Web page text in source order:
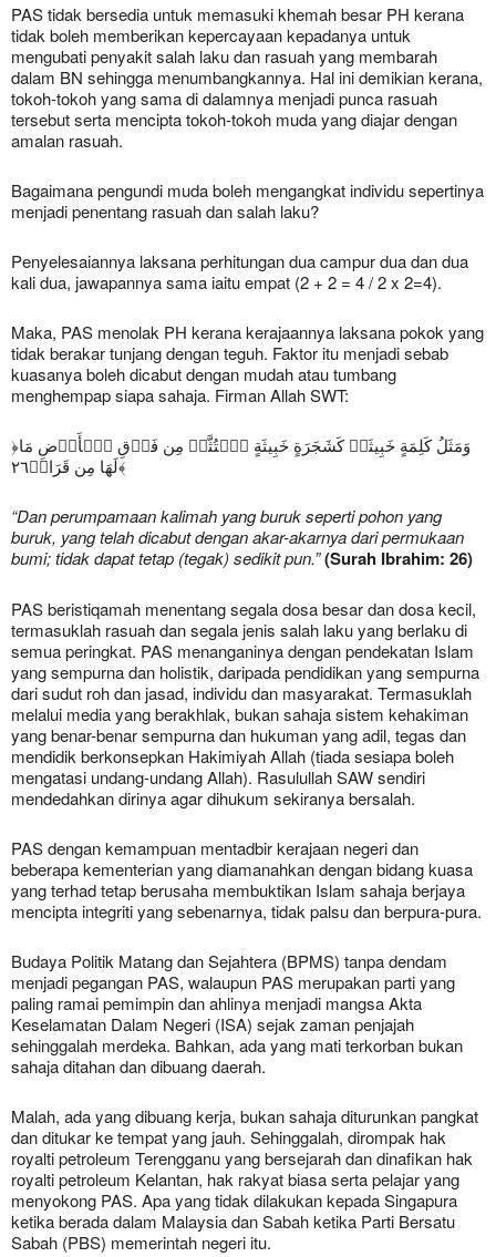
PAS tidak bersedia untuk memasuki khemah besar PH kerana
tidak boleh memberikan kepercayaan kepadanya untuk
mengubati penyakit salah laku dan rasuah yang membarah
dalam BN sehingga menumbangkannya. Hal ini demikian kerana,
tokoh-tokoh yang sama di dalamnya menjadi punca rasuah
tersebut serta mencipta tokoh-tokoh muda yang diajar dengan
amalan rasuah.
Bagaimana pengundi muda boleh mengangkat individu sepertinya
menjadi penentang rasuah dan salah laku?
Penyelesaiannya laksana perhitungan dua campur dua dan dua
kali dua, jawapannya sama iaitu empat (2 + 2 = 4 / 2 x 2=4).
Maka, PAS menolak PH kerana kerajaannya laksana pokok yang
tidak berakar tunjang dengan teguh. Faktor itu menjadi sebab
kuasanya boleh dicabut dengan mudah atau tumbang
menghempap siapa sahaja. Firman Allah SWT:
﴿وَمَثَلُ كَلِمَةٍ خَبِيثَةٖ كَشَجَرَةٍ خَبِيثَةٍ ٱجۡتُثَّتۡ مِن فَوۡقِ ٱلۡأَرۡضِ مَا
لَهَا مِن قَرَارٖ٢٦﴾
“Dan perumpamaan kalimah yang buruk seperti pohon yang
buruk, yang telah dicabut dengan akar-akarnya dari permukaan
bumi; tidak dapat tetap (tegak) sedikit pun.”(Surah Ibrahim: 26)
PAS beristiqamah menentang segala dosa besar dan dosa kecil,
termasuklah rasuah dan segala jenis salah laku yang berlaku di
semua peringkat. PAS menanganinya dengan pendekatan Islam
yang sempurna dan holistik, daripada pendidikan yang sempurna
dari sudut roh dan jasad, individu dan masyarakat. Termasuklah
melalui media yang berakhlak, bukan sahaja sistem kehakiman
yang benar-benar sempurna dan hukuman yang adil, tegas dan
mendidik berkonsepkan Hakimiyah Allah (tiada sesiapa boleh
mengatasi undang-undang Allah). Rasulullah SAW sendiri
mendedahkan dirinya agar dihukum sekiranya bersalah.
PAS dengan kemampuan mentadbir kerajaan negeri dan
beberapa kementerian yang diamanahkan dengan bidang kuasa
yang terhad tetap berusaha membuktikan Islam sahaja berjaya
mencipta integriti yang sebenarnya, tidak palsu dan berpura-pura.
Budaya Politik Matang dan Sejahtera (BPMS) tanpa dendam
menjadi pegangan PAS, walaupun PAS merupakan parti yang
paling ramai pemimpin dan ahlinya menjadi mangsa Akta
Keselamatan Dalam Negeri (ISA) sejak zaman penjajah
sehinggalah merdeka. Bahkan, ada yang mati terkorban bukan
sahaja ditahan dan dibuang daerah.
Malah, ada yang dibuang kerja, bukan sahaja diturunkan pangkat
dan ditukar ke tempat yang jauh. Sehinggalah, dirompak hak
royalti petroleum Terengganu yang bersejarah dan dinafikan hak
royalti petroleum Kelantan, hak rakyat biasa serta pelajar yang
menyokong PAS. Apa yang tidak dilakukan kepada Singapura
ketika berada dalam Malaysia dan Sabah ketika Parti Bersatu
Sabah (PBS) memerintah negeri itu.